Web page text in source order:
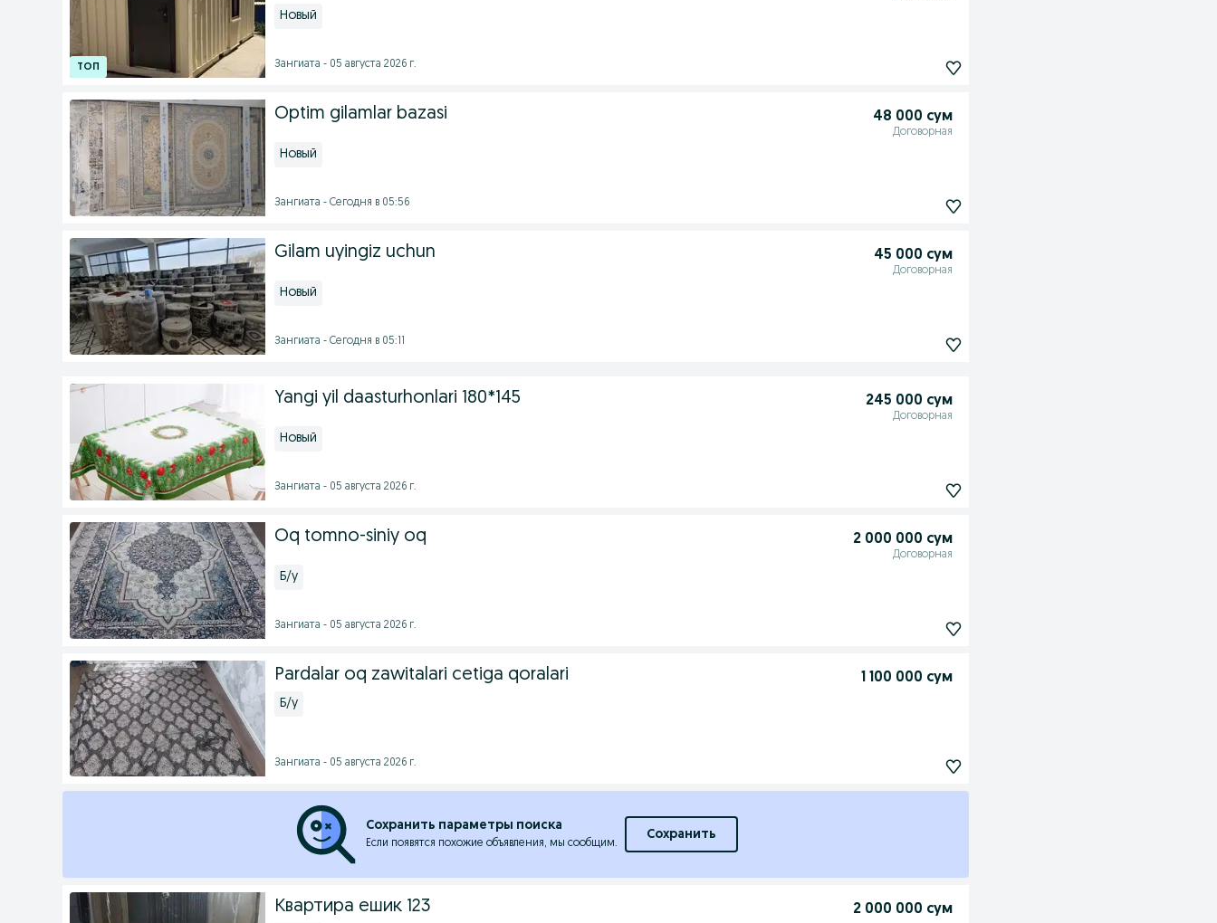
Новый
Зангиата - 05 августа 2026 г.
Optim gilamlar bazasi 48 000 сум
Договорная
Новый
Зангиата - Сегодня в 05:56
Gilam uyingiz uchun 45 000 сум
Договорная
Новый
Зангиата - Сегодня в 05:11
Yangi yil daasturhonlari 180*145 245 000 сум
Договорная
Новый
Зангиата - 05 августа 2026 г.
Oq tomno-siniy oq 2 000 000 сум
Договорная
Б/у
Зангиата - 05 августа 2026 г.
Pardalar oq zawitalari cetiga qoralari 1 100 000 сум
Б/у
Зангиата - 05 августа 2026 г.
Сохранить параметры поиска
Если появятся похожие объявления, мы сообщим.
Сохранить
Квартира ешик 123 2 000 000 сум